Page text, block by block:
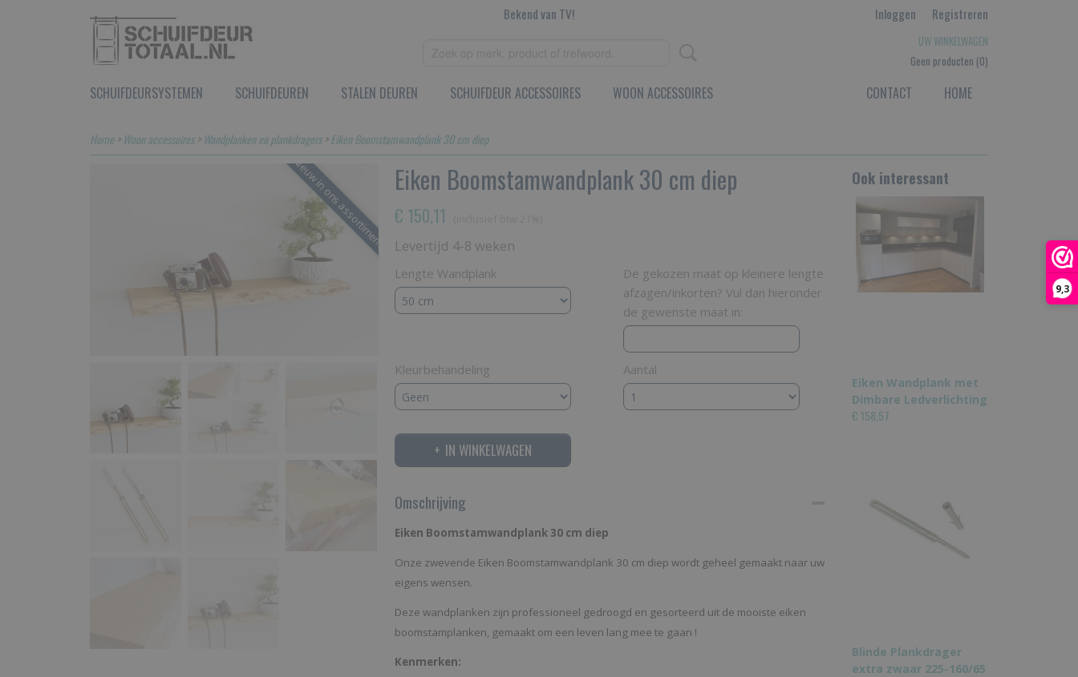
9,3
Bekend van TV! Inloggen Registreren
UW WINKELWAGEN
Geen producten (0)
HOME
CONTACT
SCHUIFDEURSYSTEMEN SCHUIFDEUREN STALEN DEUREN SCHUIFDEUR ACCESSOIRES WOON ACCESSOIRES
Home> Woon accessoires> Wandplanken en plankdragers>Eiken Boomstamwandplank 30 cm diep
Nieuw in ons assortiment Eiken Boomstamwandplank 30 cm diep
€ 150,11
Levertijd 4-8 weken
Lengte Wandplank
De gekozen maat op kleinere lengte
afzagen/inkorten? Vul dan hieronder
de gewenste maat in:
Kleurbehandeling Aantal
IN WINKELWAGEN
Omschrijving
Eiken Boomstamwandplank 30 cm diep
Onze zwevende Eiken Boomstamwandplank 30 cm diep wordt geheel gemaakt naar uw
eigens wensen.
Deze wandplanken zijn professioneel gedroogd en gesorteerd uit de mooiste eiken
boomstamplanken, gemaakt om een leven lang mee te gaan !
Kenmerken:
Ook interessant
Eiken Wandplank met
Dimbare Ledverlichting
€ 158,57
Blinde Plankdrager
extra zwaar 225-160/65